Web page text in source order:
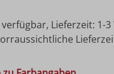
Lieferzeit: 1-3